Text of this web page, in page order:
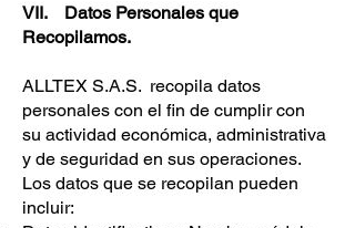
VII. Datos Personales que
Recopilamos.
ALLTEX S.A.S. recopila datos
personales con el fin de cumplir con
su actividad económica, administrativa
y de seguridad en sus operaciones.
Los datos que se recopilan pueden
incluir: